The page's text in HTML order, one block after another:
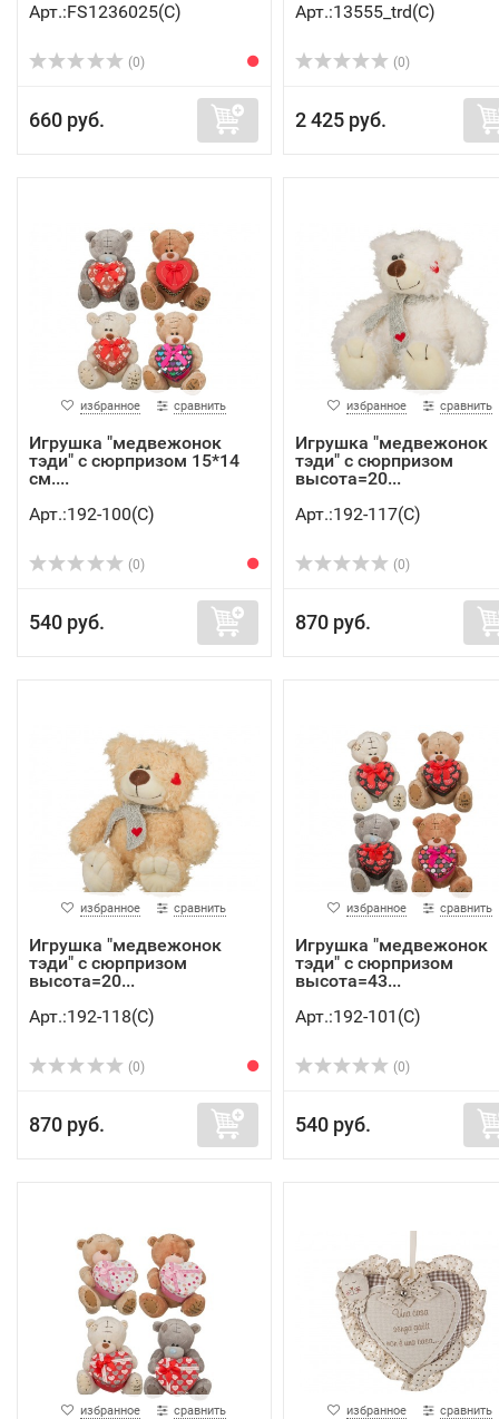
Арт.:FS1236025(C)
(0)
660 руб.
Арт.:13555_trd(C)
(0)
2 425 руб.
избранное сравнить
Игрушка "медвежонок
тэди" с сюрпризом 15*14
см....
Арт.:192-100(C)
(0)
540 руб.
избранное сравнить
Игрушка "медвежонок
тэди" с сюрпризом
высота=20...
Арт.:192-117(C)
(0)
870 руб.
избранное сравнить
Игрушка "медвежонок
тэди" с сюрпризом
высота=20...
Арт.:192-118(C)
(0)
870 руб.
избранное сравнить
Игрушка "медвежонок
тэди" с сюрпризом
высота=43...
Арт.:192-101(C)
(0)
540 руб.
избранное сравнить избранное сравнить